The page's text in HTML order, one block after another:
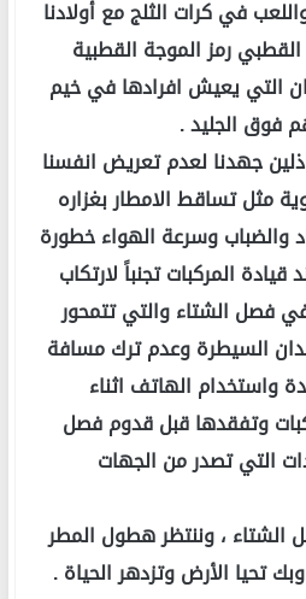
في كرات الثلج مع أولادنا
رمز الموجة القطبية
التي يعيش افرادها في خيم
فوق الجليد .
جهدنا لعدم تعريض انفسنا
مثل تساقط الامطار بغزاره
والضباب وسرعة الهواء خطورة
قيادة المركبات تجنباً لارتكاب
فصل الشتاء والتي تتمحور
السيطرة وعدم ترك مسافة
واستخدام الهاتف اثناء
وتفقدها قبل قدوم فصل
التي تصدر من الجهات
الشتاء ، وننتظر هطول المطر
تحيا الأرض وتزدهر الحياة .